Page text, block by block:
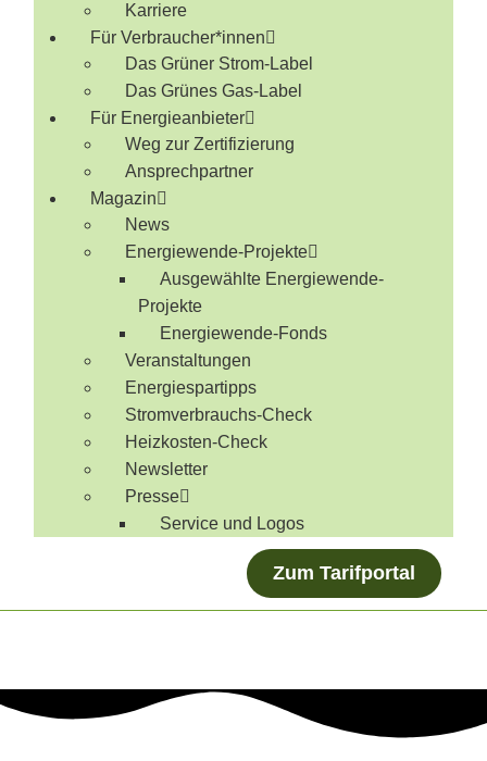
Karriere
Für Verbraucher*innen
Das Grüner Strom-Label
Das Grünes Gas-Label
Für Energieanbieter
Weg zur Zertifizierung
Ansprechpartner
Magazin
News
Energiewende-Projekte
Ausgewählte Energiewende-
Projekte
Energiewende-Fonds
Veranstaltungen
Energiespartipps
Stromverbrauchs-Check
Heizkosten-Check
Newsletter
Presse
Service und Logos
Zum Tarifportal